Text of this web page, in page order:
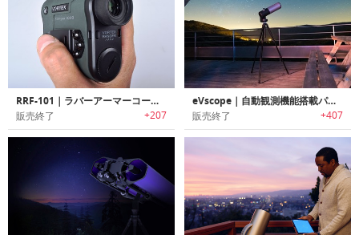
RRF-101｜ラバーアーマーコーティングでタフユース可能なレンジファインダー
販売終了 +207
eVscope｜自動観測機能搭載パワフル天体望遠鏡「eVスコープ」
販売終了 +407